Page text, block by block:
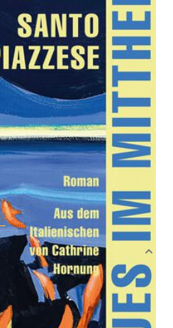
13.08.2024
174 Seiten
ISBN: 978-3-
94955834-4
Detektiv aus
als Trilogie“, wird bei
vor den Ägadischen